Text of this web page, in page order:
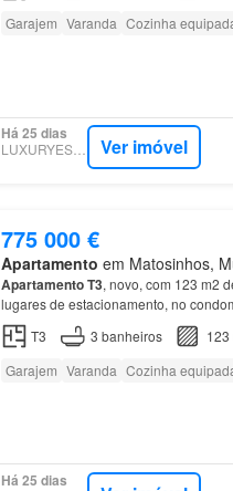
Garajem Varanda Cozinha
Há 25 dias
LUXURYESTATE Ver imóvel
775 000 €
Apartamento em Matosinhos,
ApartamentoT3, novo, com 123 m2
lugares de estacionamento, no
tipologias T0, T1,
, com áreas
T3 3 banheiros
123
Garajem Varanda Cozinha
Há 25 dias